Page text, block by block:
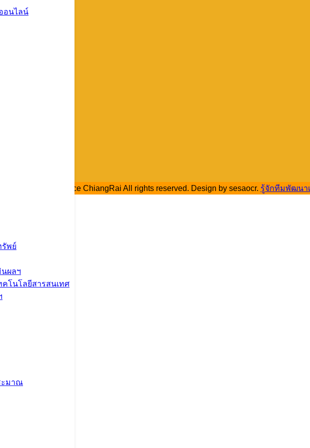
อนไลน์
รัพย์
ผลฯ
คโนโลยีสารสนเทศ
ะมาณ
Service Area Office ChiangRai All rights reserved. Design by sesaocr. รู้จักทีมพัฒนา